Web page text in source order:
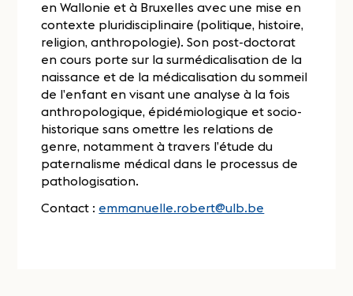
en Wallonie et à Bruxelles avec une mise en
contexte pluridisciplinaire (politique, histoire,
religion, anthropologie). Son post-doctorat
en cours porte sur la surmédicalisation de la
naissance et de la médicalisation du sommeil
de l’enfant en visant une analyse à la fois
anthropologique, épidémiologique et socio-
historique sans omettre les relations de
genre, notamment à travers l’étude du
paternalisme médical dans le processus de
pathologisation.
Contact : emmanuelle.robert@ulb.be